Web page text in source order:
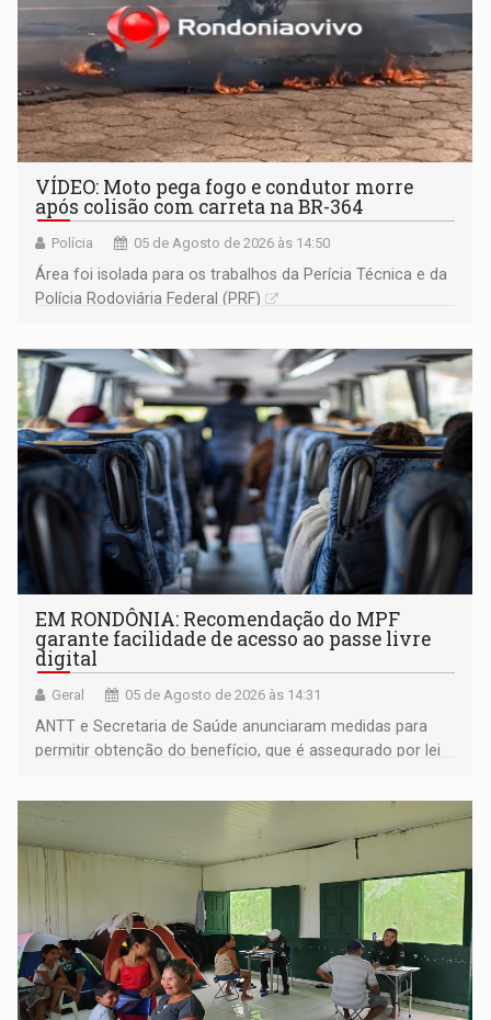
VÍDEO: Moto pega fogo e condutor morre
após colisão com carreta na BR-364
Polícia 05 de Agosto de 2026 às 14:50
Área foi isolada para os trabalhos da Perícia Técnica e da
Polícia Rodoviária Federal (PRF)
EM RONDÔNIA: Recomendação do MPF
garante facilidade de acesso ao passe livre
digital
Geral 05 de Agosto de 2026 às 14:31
ANTT e Secretaria de Saúde anunciaram medidas para
permitir obtenção do benefício, que é assegurado por lei